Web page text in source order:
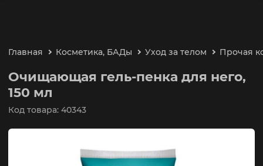
Главная Косметика, БАДы Уход за телом Прочая
Очищающая гель-пенка для него,
150 мл
Код товара: 40343